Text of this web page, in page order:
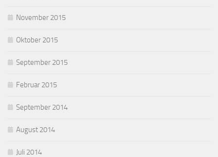
November 2015
Oktober 2015
September 2015
Februar 2015
September 2014
August 2014
Juli 2014